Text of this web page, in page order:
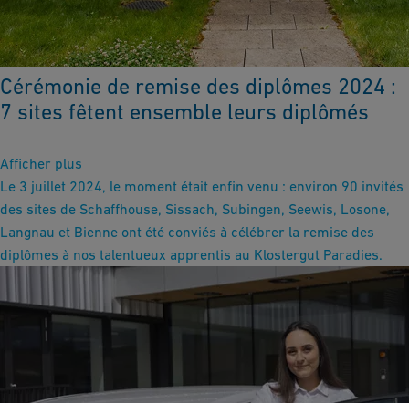
Cérémonie de remise des diplômes 2024 :
7 sites fêtent ensemble leurs diplômés
Afficher plus
Le 3 juillet 2024, le moment était enfin venu : environ 90 invités
des sites de Schaffhouse, Sissach, Subingen, Seewis, Losone,
Langnau et Bienne ont été conviés à célébrer la remise des
diplômes à nos talentueux apprentis au Klostergut Paradies.